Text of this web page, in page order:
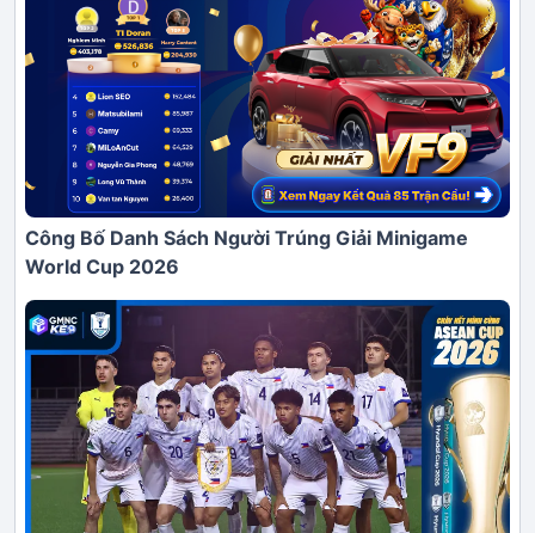
Công Bố Danh Sách Người Trúng Giải Minigame
World Cup 2026